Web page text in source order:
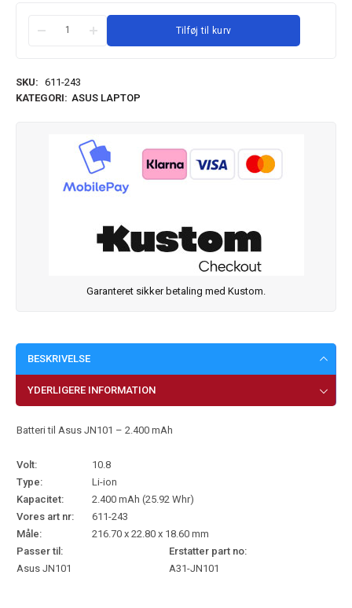
Tilføj til kurv
SKU: 611-243
KATEGORI: ASUS LAPTOP
Garanteret sikker betaling med Kustom.
BESKRIVELSE
YDERLIGERE INFORMATION
Batteri til Asus JN101 – 2.400 mAh
Volt:
10.8
Type:
Li-ion
Kapacitet:
2.400 mAh (25.92 Whr)
Vores art nr:
611-243
Måle:
216.70 x 22.80 x 18.60 mm
Passer til:
Erstatter part no:
Asus JN101
A31-JN101